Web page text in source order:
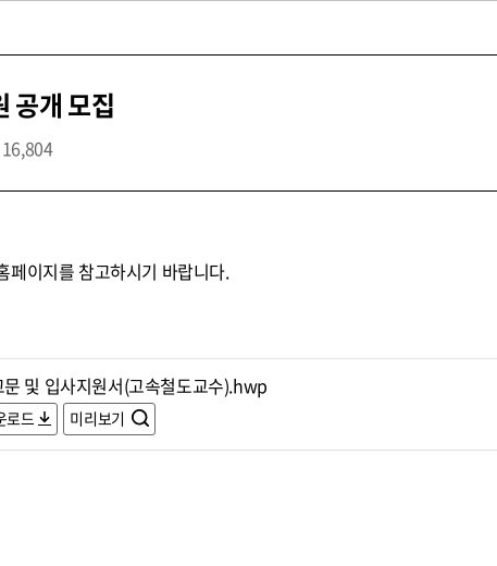
공개 모집
16,804
페이지를 참고하시기 바랍니다.
문 및 입사지원서(고속철도교수).hwp
로드 미리보기